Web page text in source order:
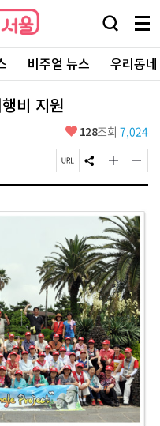
검
창
열
기
메
뉴
전
체
보
비주얼 뉴스 우리동
비 지원
좋
요
128조회 7,024
페
이
U
R
복
사
S
N
공
유
하
기
글
자
기
크
게
변
경
하
기
글
자
기
작
게
변
경
하
기